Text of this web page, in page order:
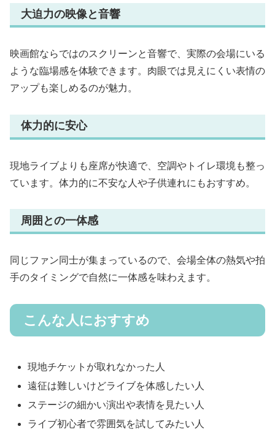
大迫力の映像と音響
映画館ならではのスクリーンと音響で、実際の会場にいる
ような臨場感を体験できます。肉眼では見えにくい表情の
アップも楽しめるのが魅力。
体力的に安心
現地ライブよりも座席が快適で、空調やトイレ環境も整っ
ています。体力的に不安な人や子供連れにもおすすめ。
周囲との一体感
同じファン同士が集まっているので、会場全体の熱気や拍
手のタイミングで自然に一体感を味わえます。
こんな人におすすめ
現地チケットが取れなかった人
遠征は難しいけどライブを体感したい人
ステージの細かい演出や表情を見たい人
ライブ初心者で雰囲気を試してみたい人